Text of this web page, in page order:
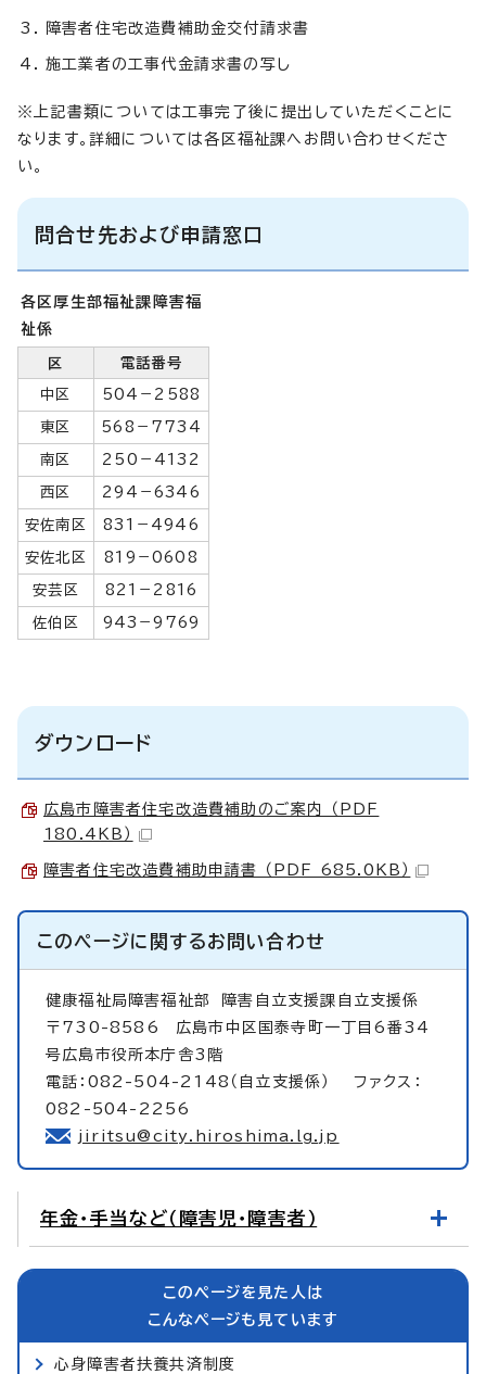
障害者住宅改造費補助金交付請求書
施工業者の工事代金請求書の写し
※上記書類については工事完了後に提出していただくことに
なります。詳細については各区福祉課へお問い合わせくださ
い。
問合せ先および申請窓口
各区厚生部福祉課障害福
祉係
区 電話番号
中区 504－2588
東区 568－7734
南区 250－4132
西区 294－6346
安佐南区 831－4946
安佐北区 819－0608
安芸区 821－2816
佐伯区 943－9769
ダウンロード
広島市障害者住宅改造費補助のご案内 （PDF
180.4KB）
障害者住宅改造費補助申請書 （PDF 685.0KB）
このページに関するお問い合わせ
健康福祉局障害福祉部
障害自立支援課自立支援係
〒730-8586 広島市中区国泰寺町一丁目6番34
号広島市役所本庁舎3階
電話：082-504-2148（自立支援係） ファクス：
082-504-2256
jiritsu@city.hiroshima.lg.jp
年金・手当など（障害児・障害者）
このページを見た人は
こんなページも見ています
心身障害者扶養共済制度